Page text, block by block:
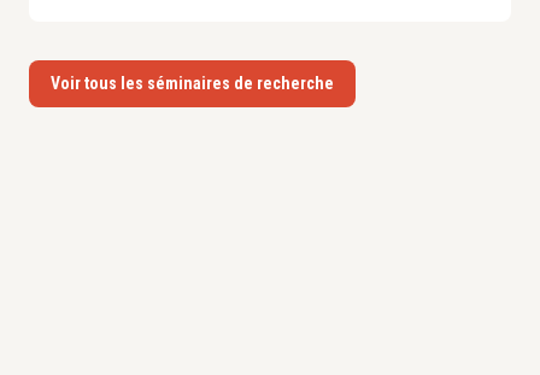
Voir tous les séminaires de recherche